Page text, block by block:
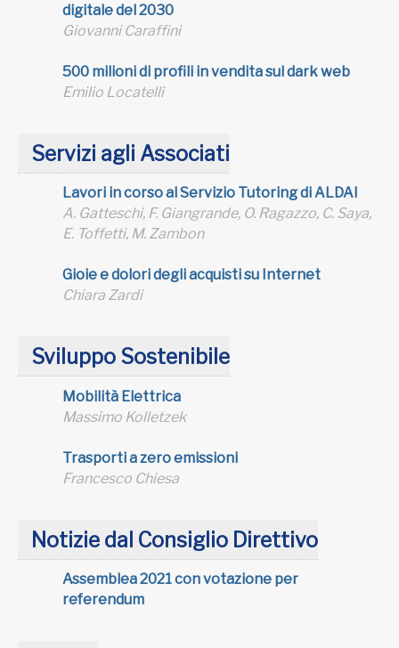
digitale del 2030
Giovanni Caraffini
500 milioni di profili in vendita sul dark web
Emilio Locatelli
Servizi agli Associati
Lavori in corso al Servizio Tutoring di ALDAI
A. Gatteschi, F. Giangrande, O. Ragazzo, C. Saya,
E. Toffetti, M. Zambon
Gioie e dolori degli acquisti su Internet
Chiara Zardi
Sviluppo Sostenibile
Mobilità Elettrica
Massimo Kolletzek
Trasporti a zero emissioni
Francesco Chiesa
Notizie dal Consiglio Direttivo
Assemblea 2021 con votazione per
referendum